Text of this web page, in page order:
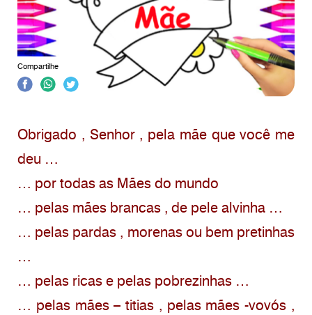
Compartilhe
Obrigado , Senhor , pela mãe que você me
deu …
… por todas as Mães do mundo
… pelas mães brancas , de pele alvinha …
… pelas pardas , morenas ou bem pretinhas
…
… pelas ricas e pelas pobrezinhas …
… pelas mães – titias , pelas mães -vovós ,